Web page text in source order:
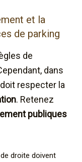
et la
de parking
de
dans
respecter la
. Retenez
publiques
droite doivent